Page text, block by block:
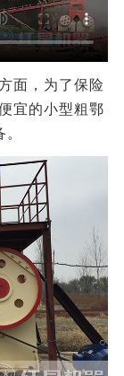
面，为了保险
宜的小型粗鄂